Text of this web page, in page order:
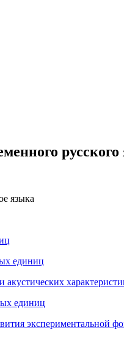
языка
единиц
единиц
экспериментальной